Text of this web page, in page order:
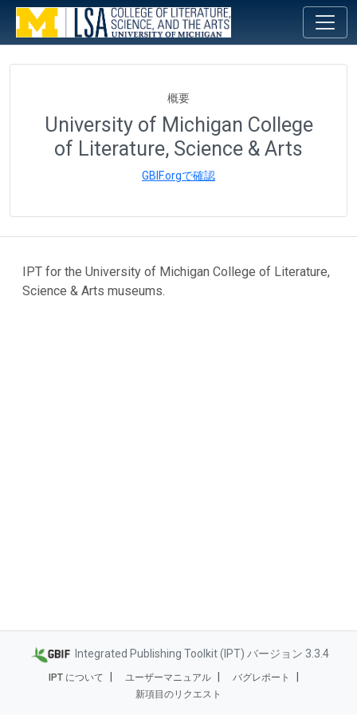
概要
University of Michigan College
of Literature, Science & Arts
GBIF.orgで確認
IPT for the University of Michigan College of Literature,
Science & Arts museums.
Integrated Publishing Toolkit (IPT) バージョン 3.3.4
IPT について ユーザーマニュアル
バグレポート
新項目のリクエスト